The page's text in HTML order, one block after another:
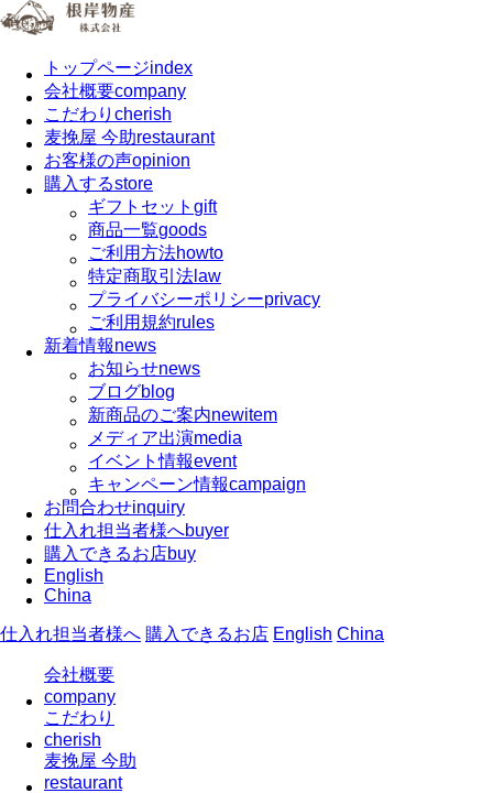
トップページindex
会社概要company
こだわり cherish
麦挽屋 今助restaurant
お客様の声opinion
購入するstore
ギフトセット gift
商品一覧goods
ご利用方法howto
特定商取引法 law
プライバシーポリシーprivacy
ご利用規約rules
新着情報news
お知らせnews
ブログblog
新商品のご案内newitem
メディア出演media
イベント情報event
キャンペーン情報campaign
お問合わせinquiry
仕入れ担当者様へbuyer
購入できるお店buy
English
China
仕入れ担当者様へ 購入できるお店 English China
会社概要
company
こだわり
cherish
麦挽屋 今助
restaurant